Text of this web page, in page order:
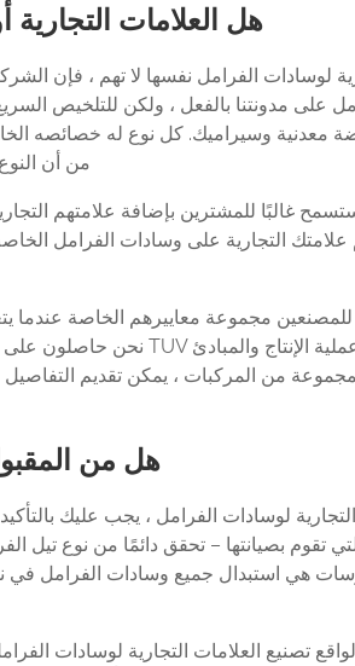
هل العلامات
لوسادات الفرامل نفسها لا تهم ، فإن
على مدونتنا بالفعل ، ولكن للتلخيص
معدنية وسيراميك. كل نوع له خصائصه
غالبًا للمشترين بإضافة علامتهم
التجارية على وسادات الفرامل
مجموعة معاييرهم الخاصة عندما
هل من
التجارية لوسادات الفرامل ، يجب عليك
تقوم بصيانتها – تحقق دائمًا من نوع تيل
هي استبدال جميع وسادات الفرامل في
تصنيع العلامات التجارية لوسادات